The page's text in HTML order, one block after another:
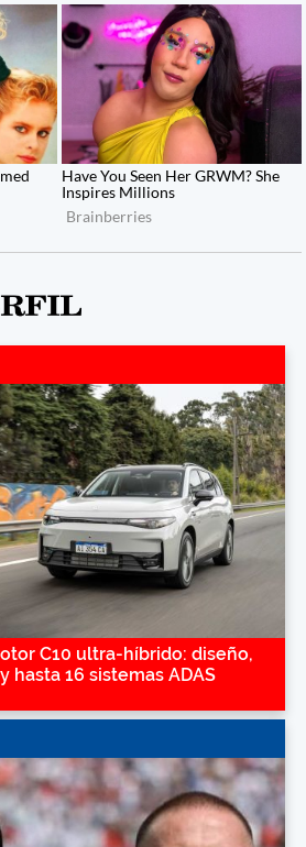
C10 ultra-híbrido: diseño,
hasta 16 sistemas ADAS